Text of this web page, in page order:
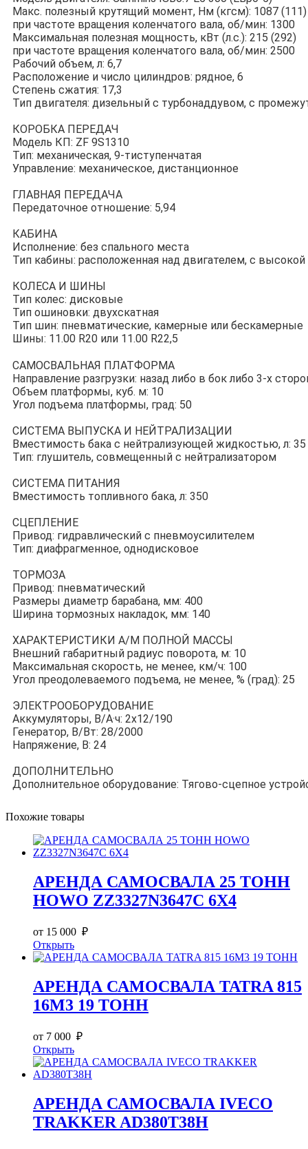
Макс. полезный крутящий момент, Нм (кгсм): 1087 (111)
при частоте вращения коленчатого вала, об/мин: 1300
Максимальная полезная мощность, кВт (л.с.): 215 (292)
при частоте вращения коленчатого вала, об/мин: 2500
Рабочий объем, л: 6,7
Расположение и число цилиндров: рядное, 6
Степень сжатия: 17,3
Тип двигателя: дизельный с турбонаддувом, с
КОРОБКА ПЕРЕДАЧ
Модель КП: ZF 9S1310
Тип: механическая, 9-тиступенчатая
Управление: механическое, дистанционное
ГЛАВНАЯ ПЕРЕДАЧА
Передаточное отношение: 5,94
КАБИНА
Исполнение: без спального места
Тип кабины: расположенная над двигателем, с
КОЛЕСА И ШИНЫ
Тип колес: дисковые
Тип ошиновки: двухскатная
Тип шин: пневматические, камерные или бескамерные
Шины: 11.00 R20 или 11.00 R22,5
САМОСВАЛЬНАЯ ПЛАТФОРМА
Направление разгрузки: назад либо в бок либо 3-х
Объем платформы, куб. м: 10
Угол подъема платформы, град: 50
СИСТЕМА ВЫПУСКА И НЕЙТРАЛИЗАЦИИ
Вместимость бака с нейтрализующей жидкостью, л: 35
Тип: глушитель, совмещенный с нейтрализатором
СИСТЕМА ПИТАНИЯ
Вместимость топливного бака, л: 350
СЦЕПЛЕНИЕ
Привод: гидравлический с пневмоусилителем
Тип: диафрагменное, однодисковое
ТОРМОЗА
Привод: пневматический
Размеры диаметр барабана, мм: 400
Ширина тормозных накладок, мм: 140
ХАРАКТЕРИСТИКИ А/М ПОЛНОЙ МАССЫ
Внешний габаритный радиус поворота, м: 10
Максимальная скорость, не менее, км/ч: 100
Угол преодолеваемого подъема, не менее, % (град): 25
ЭЛЕКТРООБОРУДОВАНИЕ
Аккумуляторы, В/А·ч: 2x12/190
Генератор, В/Вт: 28/2000
Напряжение, B: 24
ДОПОЛНИТЕЛЬНО
Дополнительное оборудование: Тягово-сцепное
Похожие товары
АРЕНДА САМОСВАЛА 25 ТОНН
HOWO ZZ3327N3647C 6X4
от 15 000 ₽
Открыть
АРЕНДА САМОСВАЛА TATRA 815
16М3 19 ТОНН
от 7 000 ₽
Открыть
АРЕНДА САМОСВАЛА IVECO
TRAKKER AD380T38H